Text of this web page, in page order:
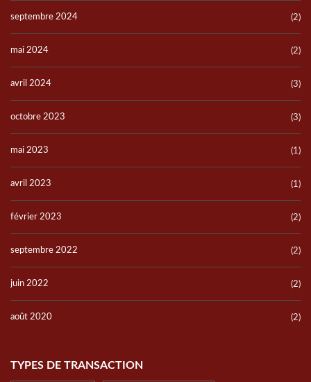
septembre 2024 (2)
mai 2024 (2)
avril 2024 (3)
octobre 2023 (3)
mai 2023 (1)
avril 2023 (1)
février 2023 (2)
septembre 2022 (2)
juin 2022 (2)
août 2020 (2)
TYPES DE TRANSACTION